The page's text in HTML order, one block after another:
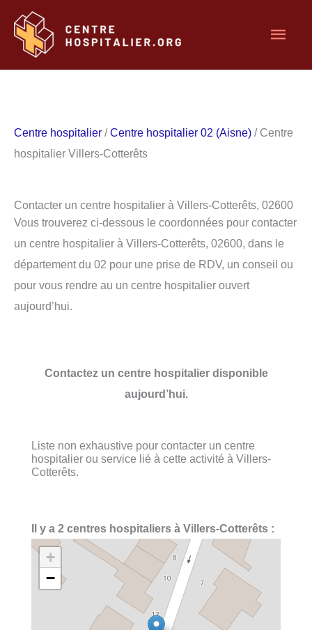
contenu
Centre hospitalier /Centre hospitalier 02 (Aisne) / Centre
hospitalier Villers-Cotterêts
Contacter un centre hospitalier à Villers-Cotterêts, 02600
Vous trouverez ci-dessous le coordonnées pour contacter
un centre hospitalier à Villers-Cotterêts, 02600, dans le
département du 02 pour une prise de RDV, un conseil ou
pour vous rendre au un centre hospitalier ouvert
aujourd’hui.
Contactez un centre hospitalier disponible
aujourd’hui.
Liste non exhaustive pour contacter un centre
hospitalier ou service lié à cette activité à Villers-
Cotterêts.
Il y a 2 centres hospitaliers à Villers-Cotterêts :
+
−